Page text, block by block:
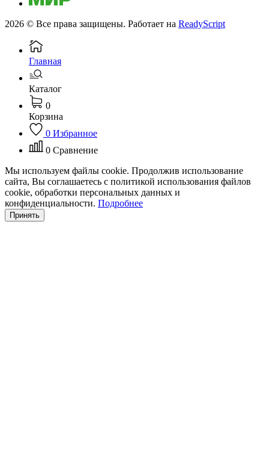
2026 © Все права защищены. Работает на ReadyScript
Главная
Каталог
0
Корзина
0 Избранное
0 Сравнение
Мы используем файлы cookie. Продолжив использование
сайта, Вы соглашаетесь с политикой использования файлов
cookie, обработки персональных данных и
конфиденциальности. Подробнее
Принять